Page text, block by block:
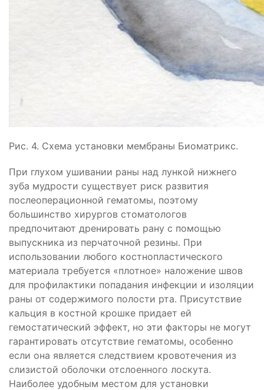
Рис. 4. Схема установки мембраны Биоматрикс.
При глухом ушивании раны над лункой нижнего
зуба мудрости существует риск развития
послеоперационной гематомы, поэтому
большинство хирургов стоматологов
предпочитают дренировать рану с помощью
выпускника из перчаточной резины. При
использовании любого костнопластического
материала требуется «плотное» наложение швов
для профилактики попадания инфекции и изоляции
раны от содержимого полости рта. Присутствие
кальция в костной крошке придает ей
гемостатический эффект, но эти факторы не могут
гарантировать отсутствие гематомы, особенно
если она является следствием кровотечения из
слизистой оболочки отслоенного лоскута.
Наиболее удобным местом для установки